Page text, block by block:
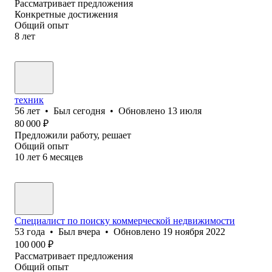
Рассматривает предложения
Конкретные достижения
Общий опыт
8 лет
техник
56 лет • Был сегодня • Обновлено 13 июля
80 000 ₽
Предложили работу, решает
Общий опыт
10 лет 6 месяцев
Специалист по поиску коммерческой недвижимости
53 года • Был вчера • Обновлено 19 ноября 2022
100 000 ₽
Рассматривает предложения
Общий опыт